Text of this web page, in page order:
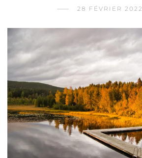
28 FÉVRIER 2022